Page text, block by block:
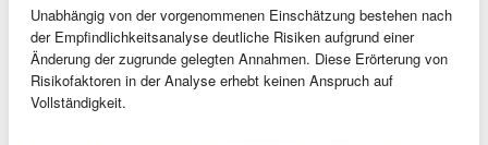
Unabhängig von der vorgenommenen Einschätzung bestehen nach
der Empfindlichkeitsanalyse deutliche Risiken aufgrund einer
Änderung der zugrunde gelegten Annahmen. Diese Erörterung von
Risikofaktoren in der Analyse erhebt keinen Anspruch auf
Vollständigkeit.